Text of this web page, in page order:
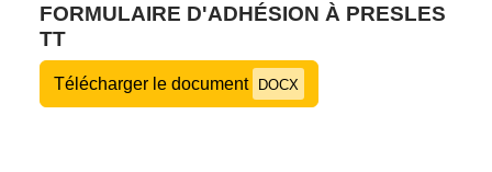
FORMULAIRE D'ADHÉSION À PRESLES
TT
Télécharger le document DOCX